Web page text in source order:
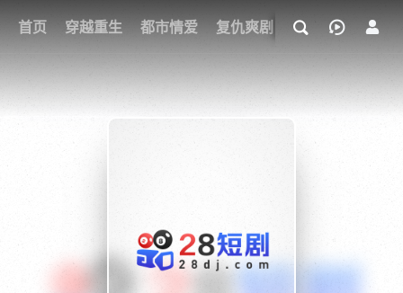
首页 穿越重生 都市情爱 复仇爽剧 玄幻武侠 奇幻
我的观影记录